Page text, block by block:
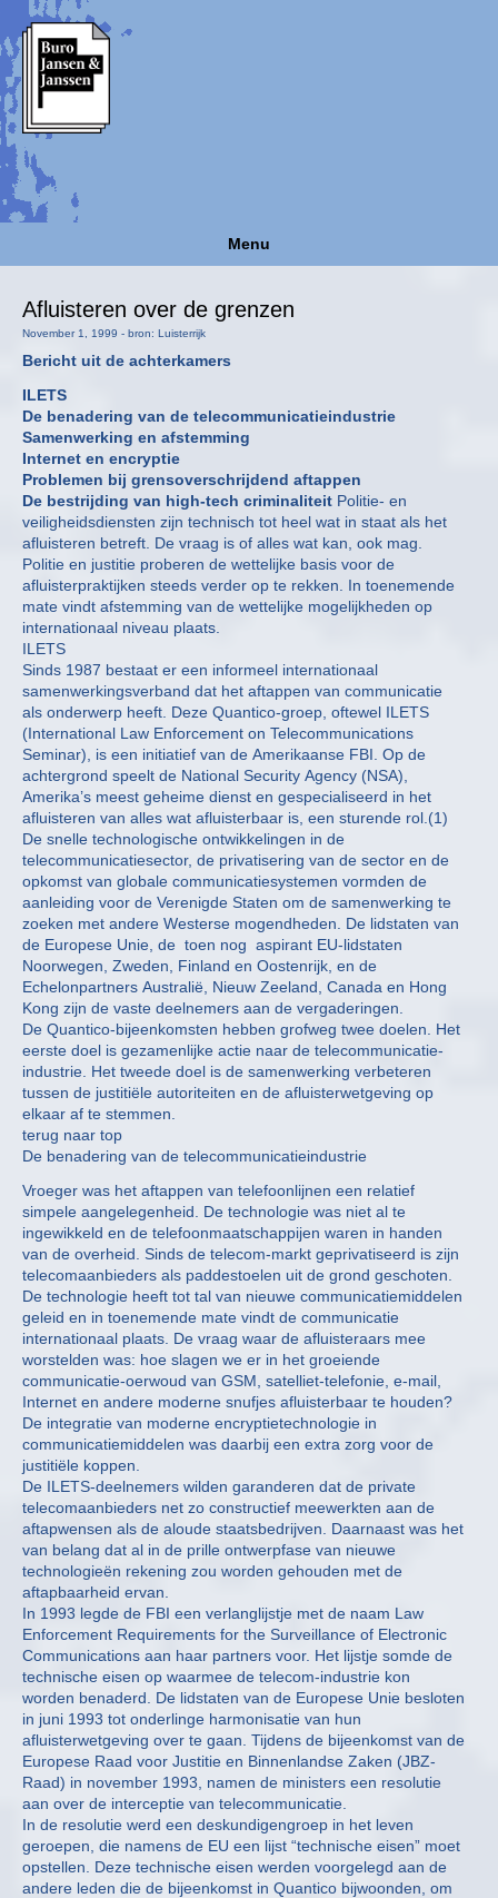
Menu
Afluisteren over de grenzen
November 1, 1999 - bron: Luisterrijk
Bericht uit de achterkamers
ILETS
De benadering van de telecommunicatieindustrie
Samenwerking en afstemming
Internet en encryptie
Problemen bij grensoverschrijdend aftappen
De bestrijding van high-tech criminaliteit Politie- en
veiligheidsdiensten zijn technisch tot heel wat in staat als het
afluisteren betreft. De vraag is of alles wat kan, ook mag.
Politie en justitie proberen de wettelijke basis voor de
afluisterpraktijken steeds verder op te rekken. In toenemende
mate vindt afstemming van de wettelijke mogelijkheden op
internationaal niveau plaats.
ILETS
Sinds 1987 bestaat er een informeel internationaal
samenwerkingsverband dat het aftappen van communicatie
als onderwerp heeft. Deze Quantico-groep, oftewel ILETS
(International Law Enforcement on Telecommunications
Seminar), is een initiatief van de Amerikaanse FBI. Op de
achtergrond speelt de National Security Agency (NSA),
Amerika’s meest geheime dienst en gespecialiseerd in het
afluisteren van alles wat afluisterbaar is, een sturende rol.(1)
De snelle technologische ontwikkelingen in de
telecommunicatiesector, de privatisering van de sector en de
opkomst van globale communicatiesystemen vormden de
aanleiding voor de Verenigde Staten om de samenwerking te
zoeken met andere Westerse mogendheden. De lidstaten van
de Europese Unie, de ­ toen nog ­ aspirant EU-lidstaten
Noorwegen, Zweden, Finland en Oostenrijk, en de
Echelonpartners Australië, Nieuw Zeeland, Canada en Hong
Kong zijn de vaste deelnemers aan de vergaderingen.
De Quantico-bijeenkomsten hebben grofweg twee doelen. Het
eerste doel is gezamenlijke actie naar de telecommunicatie-
industrie. Het tweede doel is de samenwerking verbeteren
tussen de justitiële autoriteiten en de afluisterwetgeving op
elkaar af te stemmen.
terug naar top
De benadering van de telecommunicatieindustrie
Vroeger was het aftappen van telefoonlijnen een relatief
simpele aangelegenheid. De technologie was niet al te
ingewikkeld en de telefoonmaatschappijen waren in handen
van de overheid. Sinds de telecom-markt geprivatiseerd is zijn
telecomaanbieders als paddestoelen uit de grond geschoten.
De technologie heeft tot tal van nieuwe communicatiemiddelen
geleid en in toenemende mate vindt de communicatie
internationaal plaats. De vraag waar de afluisteraars mee
worstelden was: hoe slagen we er in het groeiende
communicatie-oerwoud van GSM, satelliet-telefonie, e-mail,
Internet en andere moderne snufjes afluisterbaar te houden?
De integratie van moderne encryptietechnologie in
communicatiemiddelen was daarbij een extra zorg voor de
justitiële koppen.
De ILETS-deelnemers wilden garanderen dat de private
telecomaanbieders net zo constructief meewerkten aan de
aftapwensen als de aloude staatsbedrijven. Daarnaast was het
van belang dat al in de prille ontwerpfase van nieuwe
technologieën rekening zou worden gehouden met de
aftapbaarheid ervan.
In 1993 legde de FBI een verlanglijstje met de naam Law
Enforcement Requirements for the Surveillance of Electronic
Communications aan haar partners voor. Het lijstje somde de
technische eisen op waarmee de telecom-industrie kon
worden benaderd. De lidstaten van de Europese Unie besloten
in juni 1993 tot onderlinge harmonisatie van hun
afluisterwetgeving over te gaan. Tijdens de bijeenkomst van de
Europese Raad voor Justitie en Binnenlandse Zaken (JBZ-
Raad) in november 1993, namen de ministers een resolutie
aan over de interceptie van telecommunicatie.
In de resolutie werd een deskundigengroep in het leven
geroepen, die namens de EU een lijst “technische eisen” moet
opstellen. Deze technische eisen werden voorgelegd aan de
andere leden die de bijeenkomst in Quantico bijwoonden, om